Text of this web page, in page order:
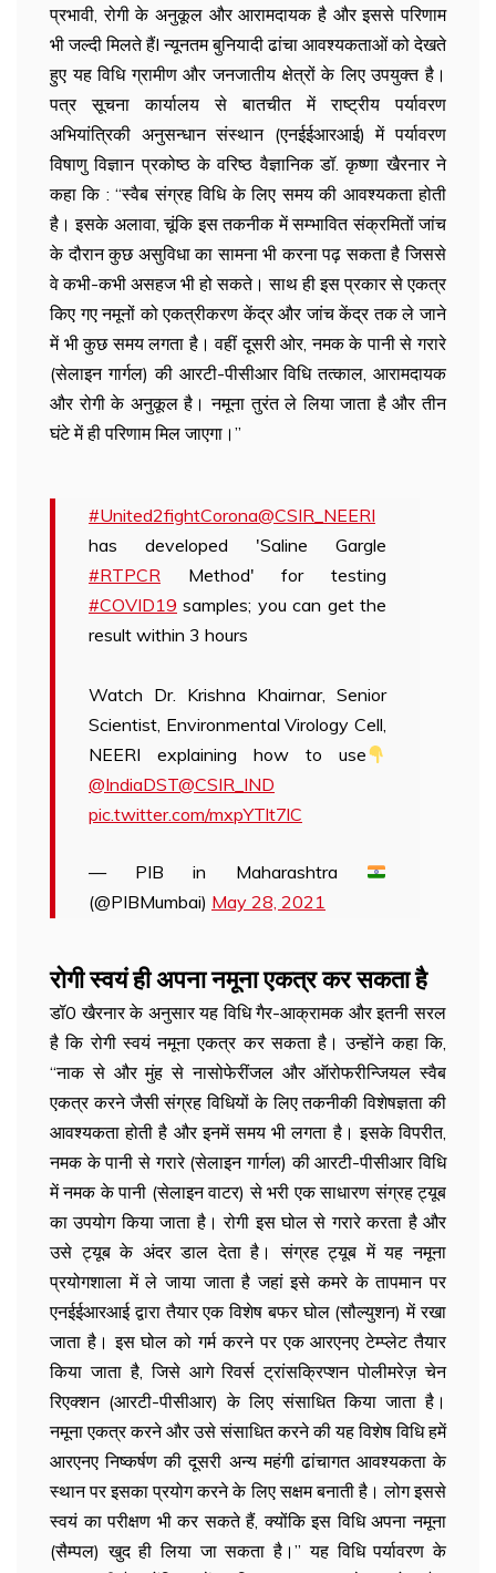
प्रभावी, रोगी के अनुकूल और आरामदायक है और इससे परिणाम
भी जल्दी मिलते हैंI न्यूनतम बुनियादी ढांचा आवश्यकताओं को देखते
हुए यह विधि ग्रामीण और जनजातीय क्षेत्रों के लिए उपयुक्त है।
पत्र सूचना कार्यालय से बातचीत में राष्ट्रीय पर्यावरण
अभियांत्रिकी अनुसन्धान संस्थान (एनईईआरआई) में पर्यावरण
विषाणु विज्ञान प्रकोष्ठ के वरिष्ठ वैज्ञानिक डॉ. कृष्णा खैरनार ने
कहा कि : “स्वैब संग्रह विधि के लिए समय की आवश्यकता होती
है। इसके अलावा, चूंकि इस तकनीक में सम्भावित संक्रमितों जांच
के दौरान कुछ असुविधा का सामना भी करना पढ़ सकता है जिससे
वे कभी-कभी असहज भी हो सकते। साथ ही इस प्रकार से एकत्र
किए गए नमूनों को एकत्रीकरण केंद्र और जांच केंद्र तक ले जाने
में भी कुछ समय लगता है। वहीं दूसरी ओर, नमक के पानी से गरारे
(सेलाइन गार्गल) की आरटी-पीसीआर विधि तत्काल, आरामदायक
और रोगी के अनुकूल है। नमूना तुरंत ले लिया जाता है और तीन
घंटे में ही परिणाम मिल जाएगा।”
#United2fightCorona@CSIR_NEERI
has developed 'Saline Gargle
#RTPCR Method' for testing
#COVID19 samples; you can get the
result within 3 hours
Watch Dr. Krishna Khairnar, Senior
Scientist, Environmental Virology Cell,
NEERI explaining how to use
@IndiaDST@CSIR_IND
pic.twitter.com/mxpYTlt7lC
— PIB in Maharashtra
(@PIBMumbai) May 28, 2021
रोगी स्वयं ही अपना नमूना एकत्र कर सकता है
डॉ0 खैरनार के अनुसार यह विधि गैर-आक्रामक और इतनी सरल
है कि रोगी स्वयं नमूना एकत्र कर सकता है। उन्होंने कहा कि,
“नाक से और मुंह से नासोफेरींजल और ऑरोफरीन्जियल स्वैब
एकत्र करने जैसी संग्रह विधियों के लिए तकनीकी विशेषज्ञता की
आवश्यकता होती है और इनमें समय भी लगता है। इसके विपरीत,
नमक के पानी से गरारे (सेलाइन गार्गल) की आरटी-पीसीआर विधि
में नमक के पानी (सेलाइन वाटर) से भरी एक साधारण संग्रह ट्यूब
का उपयोग किया जाता है। रोगी इस घोल से गरारे करता है और
उसे ट्यूब के अंदर डाल देता है। संग्रह ट्यूब में यह नमूना
प्रयोगशाला में ले जाया जाता है जहां इसे कमरे के तापमान पर
एनईईआरआई द्वारा तैयार एक विशेष बफर घोल (सौल्युशन) में रखा
जाता है। इस घोल को गर्म करने पर एक आरएनए टेम्प्लेट तैयार
किया जाता है, जिसे आगे रिवर्स ट्रांसक्रिप्शन पोलीमरेज़ चेन
रिएक्शन (आरटी-पीसीआर) के लिए संसाधित किया जाता है।
नमूना एकत्र करने और उसे संसाधित करने की यह विशेष विधि हमें
आरएनए निष्कर्षण की दूसरी अन्य महंगी ढांचागत आवश्यकता के
स्थान पर इसका प्रयोग करने के लिए सक्षम बनाती है। लोग इससे
स्वयं का परीक्षण भी कर सकते हैं, क्योंकि इस विधि अपना नमूना
(सैम्पल) खुद ही लिया जा सकता है।” यह विधि पर्यावरण के